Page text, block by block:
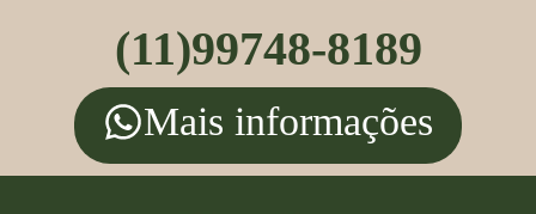
(11)99748-8189
Mais informações